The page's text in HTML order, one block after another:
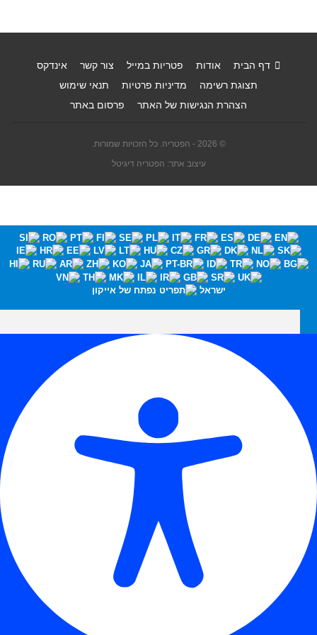
דף הבית אודות פטריות במייל צור קשר
אינדקס
תצוגת רשימה
מדיניות פרטיות
תנאי שימוש
הצהרת הנגישות של האתר
פרסום באתר
© 2026 - הפטריה. כל הזכויות שמורות.
עיצוב אתר: הפטריה דיגיטל
ישראל